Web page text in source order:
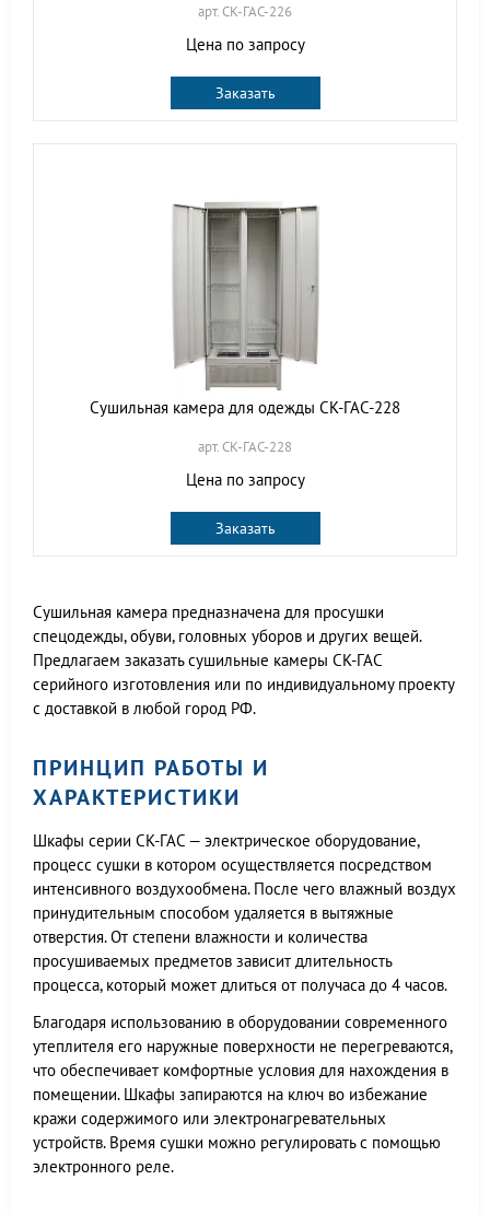
арт. СК-ГАС-226
Цена по запросу
Заказать
Сушильная камера для одежды СК-ГАС-228
арт. СК-ГАС-228
Цена по запросу
Заказать
Сушильная камера предназначена для просушки
спецодежды, обуви, головных уборов и других вещей.
Предлагаем заказать сушильные камеры СК-ГАС
серийного изготовления или по индивидуальному проекту
с доставкой в любой город РФ.
ПРИНЦИП РАБОТЫ И
ХАРАКТЕРИСТИКИ
Шкафы серии СК-ГАС — электрическое оборудование,
процесс сушки в котором осуществляется посредством
интенсивного воздухообмена. После чего влажный воздух
принудительным способом удаляется в вытяжные
отверстия. От степени влажности и количества
просушиваемых предметов зависит длительность
процесса, который может длиться от получаса до 4 часов.
Благодаря использованию в оборудовании современного
утеплителя его наружные поверхности не перегреваются,
что обеспечивает комфортные условия для нахождения в
помещении. Шкафы запираются на ключ во избежание
кражи содержимого или электронагревательных
устройств. Время сушки можно регулировать с помощью
электронного реле.